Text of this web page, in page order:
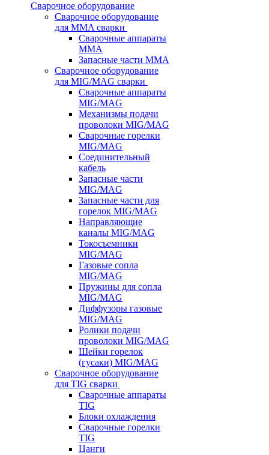
Сварочное оборудование
Сварочное оборудование
для MMA сварки
Сварочные аппараты
MMA
Запасные части MMA
Сварочное оборудование
для MIG/MAG сварки
Сварочные аппараты
MIG/MAG
Механизмы подачи
проволоки MIG/MAG
Сварочные горелки
MIG/MAG
Соединительный
кабель
Запасные части
MIG/MAG
Запасные части для
горелок MIG/MAG
Направляющие
каналы MIG/MAG
Токосъемники
MIG/MAG
Газовые сопла
MIG/MAG
Пружины для сопла
MIG/MAG
Диффузоры газовые
MIG/MAG
Ролики подачи
проволоки MIG/MAG
Шейки горелок
(гусаки) MIG/MAG
Сварочное оборудование
для TIG сварки
Сварочные аппараты
TIG
Блоки охлаждения
Сварочные горелки
TIG
Цанги